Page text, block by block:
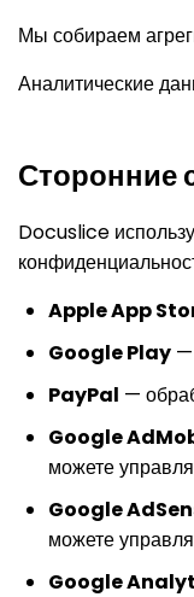
Мы собираем
Аналитические
Сторонние
Docuslice
Apple App
Google Play —
PayPal —
Google
можете
Google
можете
Google